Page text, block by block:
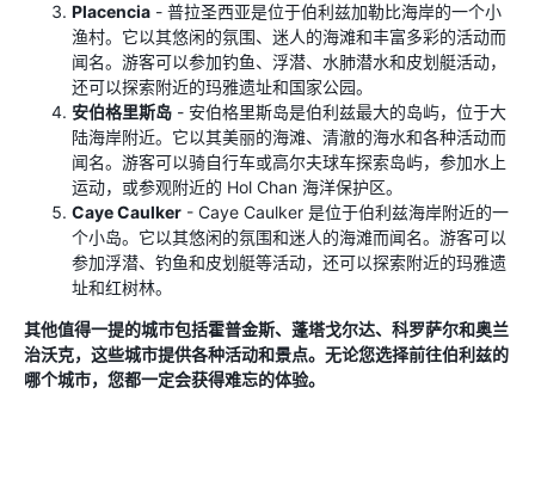
Placencia - 普拉圣西亚是位于伯利兹加勒比海岸的一个小
渔村。它以其悠闲的氛围、迷人的海滩和丰富多彩的活动而
闻名。游客可以参加钓鱼、浮潜、水肺潜水和皮划艇活动，
还可以探索附近的玛雅遗址和国家公园。
安伯格里斯岛 - 安伯格里斯岛是伯利兹最大的岛屿，位于大
陆海岸附近。它以其美丽的海滩、清澈的海水和各种活动而
闻名。游客可以骑自行车或高尔夫球车探索岛屿，参加水上
运动，或参观附近的 Hol Chan 海洋保护区。
Caye Caulker - Caye Caulker 是位于伯利兹海岸附近的一
个小岛。它以其悠闲的氛围和迷人的海滩而闻名。游客可以
参加浮潜、钓鱼和皮划艇等活动，还可以探索附近的玛雅遗
址和红树林。
其他值得一提的城市包括霍普金斯、蓬塔戈尔达、科罗萨尔和奥兰
治沃克，这些城市提供各种活动和景点。无论您选择前往伯利兹的
哪个城市，您都一定会获得难忘的体验。